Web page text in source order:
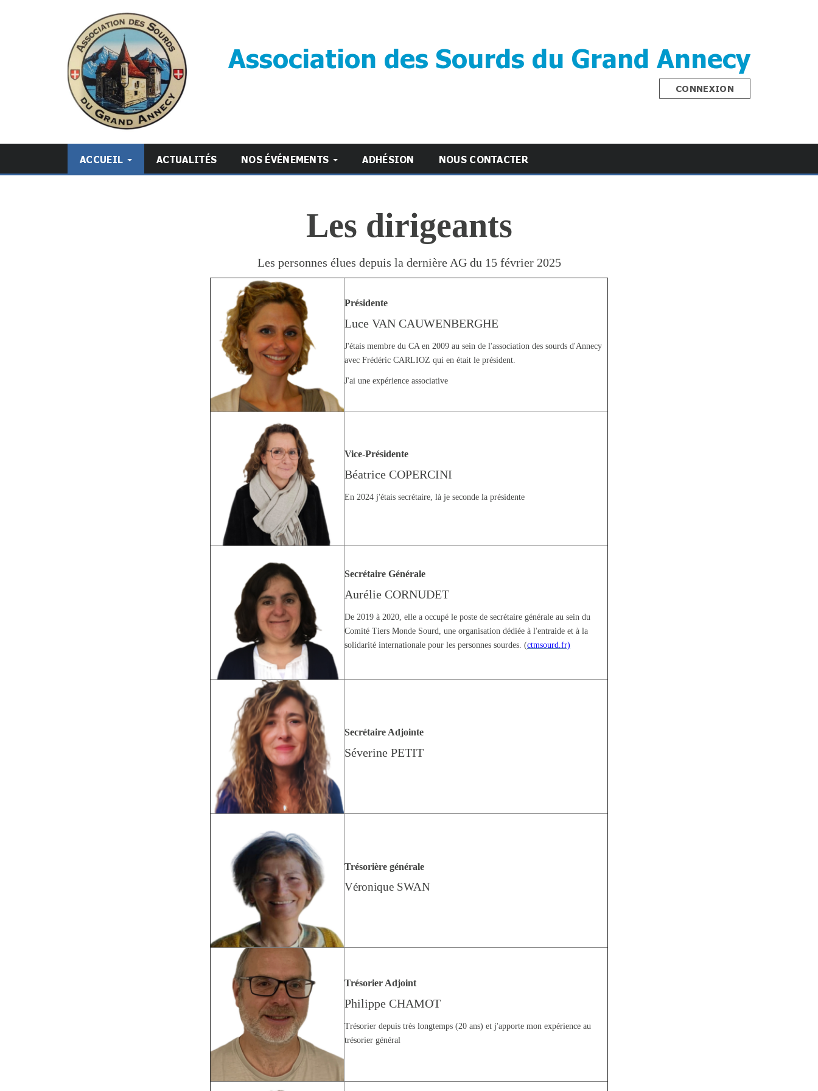
Association des Sourds du Grand Annecy
CONNEXION
ACCUEIL ACTUALITÉS NOS ÉVÉNEMENTS ADHÉSION NOUS CONTACTER
Les dirigeants
Les personnes élues depuis la dernière AG du 15 février 2025
Présidente
Luce VAN CAUWENBERGHE
J'étais membre du CA en 2009 au sein de l'association des sourds d'Annecy
avec Frédéric CARLIOZ qui en était le président.
J'ai une expérience associative
Vice-Présidente
Béatrice COPERCINI
En 2024 j'étais secrétaire, là je seconde la présidente
Secrétaire Générale
Aurélie CORNUDET
De 2019 à 2020, elle a occupé le poste de secrétaire générale au sein du
Comité Tiers Monde Sourd, une organisation dédiée à l'entraide et à la
solidarité internationale pour les personnes sourdes. (ctmsourd.fr)
Secrétaire Adjointe
Séverine PETIT
Trésorière générale
Véronique SWAN
Trésorier Adjoint
Philippe CHAMOT
Trésorier depuis très longtemps (20 ans) et j'apporte mon expérience au
trésorier général